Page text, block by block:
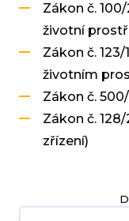
Zákon č.
životní
Zákon č.
životním
Zákon č.
Zákon č.
zřízení)